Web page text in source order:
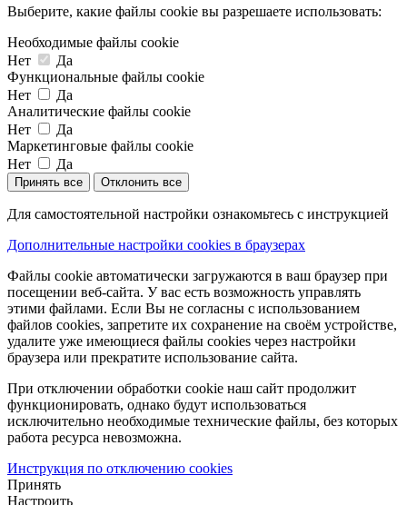
Выберите, какие файлы cookie вы разрешаете использовать:
Необходимые файлы cookie
Нет
Да
Функциональные файлы cookie
Нет
Да
Аналитические файлы cookie
Нет
Да
Маркетинговые файлы cookie
Нет
Да
Принять все Отклонить все
Для самостоятельной настройки ознакомьтесь с инструкцией
Дополнительные настройки cookies в браузерах
Файлы cookie автоматически загружаются в ваш браузер при
посещении веб-сайта. У вас есть возможность управлять
этими файлами. Если Вы не согласны с использованием
файлов cookies, запретите их сохранение на своём устройстве,
удалите уже имеющиеся файлы cookies через настройки
браузера или прекратите использование сайта.
При отключении обработки cookie наш сайт продолжит
функционировать, однако будут использоваться
исключительно необходимые технические файлы, без которых
работа ресурса невозможна.
Инструкция по отключению cookies
Принять
Настроить